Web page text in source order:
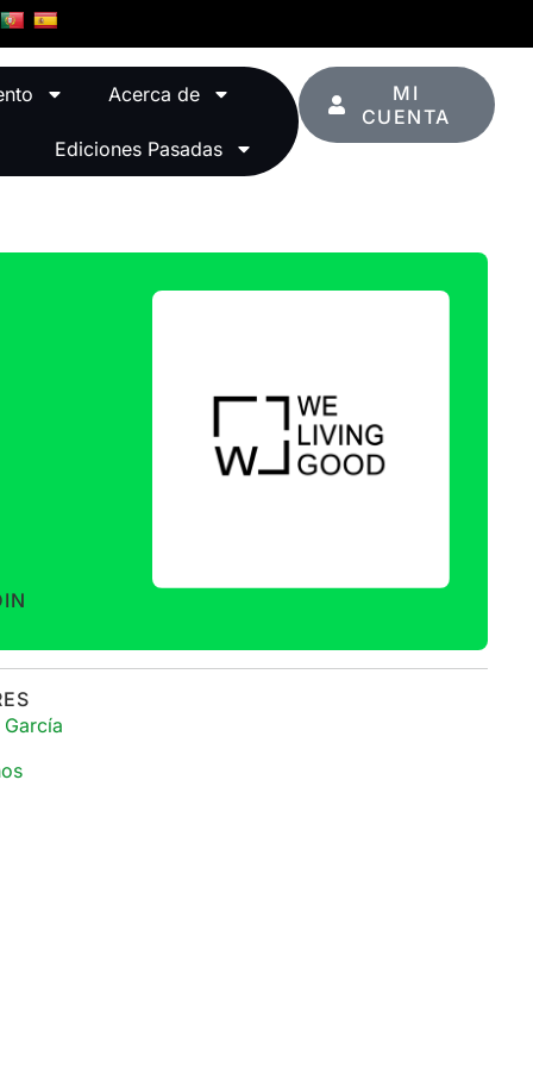
Acerca de
Ediciones Pasadas
MI
CUENTA